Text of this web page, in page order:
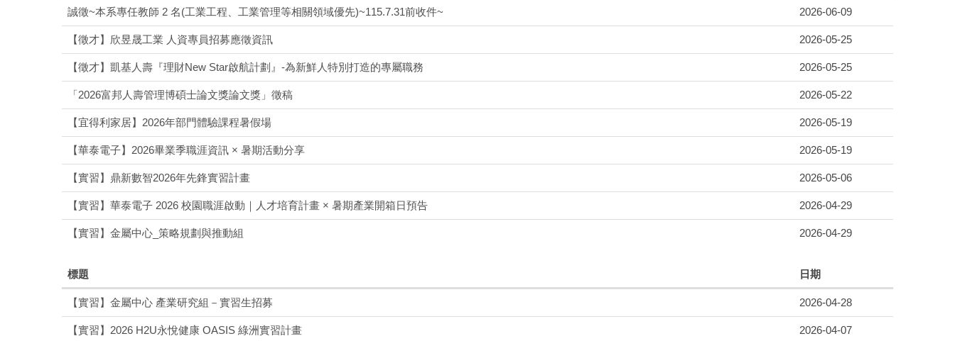
誠徵~本系專任教師 2 名(工業工程、工業管理等相關領域優先)~115.7.31前收件~ 2026-06-09
【徵才】欣昱晟工業 人資專員招募應徵資訊 2026-05-25
【徵才】凱基人壽『理財New Star啟航計劃』-為新鮮人特別打造的專屬職務 2026-05-25
「2026富邦人壽管理博碩士論文獎論文獎」徵稿 2026-05-22
【宜得利家居】2026年部門體驗課程暑假場 2026-05-19
【華泰電子】2026畢業季職涯資訊 × 暑期活動分享 2026-05-19
【實習】鼎新數智2026年先鋒實習計畫 2026-05-06
【實習】華泰電子 2026 校園職涯啟動｜人才培育計畫 × 暑期產業開箱日預告 2026-04-29
【實習】金屬中心_策略規劃與推動組 2026-04-29
標題 日期
【實習】金屬中心 產業研究組－實習生招募 2026-04-28
【實習】2026 H2U永悅健康 OASIS 綠洲實習計畫 2026-04-07